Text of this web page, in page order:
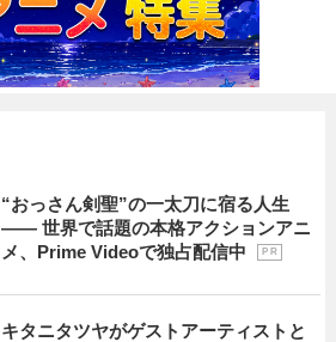
“おっさん剣聖”の一太刀に宿る人生
―― 世界で話題の本格アクションアニ
メ、Prime Videoで独占配信中
P R
キタニタツヤがゲストアーティストと